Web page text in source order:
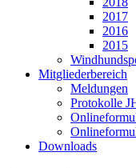
2017
2016
2015
Mitgliederbereich
Meldungen
Protokolle
Downloads